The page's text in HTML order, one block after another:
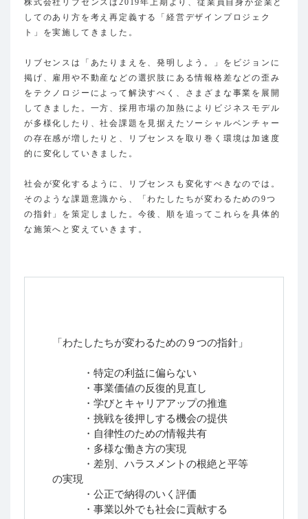
してのあり方を考え再定義する「経営デザインプロジェク
ト」を実施してきました。
リブセンスは「あたりまえを、発明しよう。」をビジョンに
掲げ、雇用や不動産などの選択肢にある情報格差などの歪み
をテクノロジーによって解決すべく、さまざまな事業を展開
してきました。一方、採用市場の加熱によりビジネスモデル
が多様化したり、社会課題を見据えたソーシャルベンチャー
の存在感が増したりと、リブセンスを取り巻く環境は加速度
的に変化していきました。
社会が変化するように、リブセンスも変化すべきなのでは。
そのような課題意識から、「わたしたちが変わるための9つ
の指針」を策定しました。今後、順を追ってこれらを具体的
な施策へと変えていきます。
「わたしたちが変わるための９つの指針」
・特定の利益に偏らない
・事業価値の反復的見直し
・学びとキャリアアップの推進
・挑戦を後押しする機会の提供
・自律性のための情報共有
・多様な働き方の実現
・差別、ハラスメントの根絶と平等
の実現
・公正で納得のいく評価
・事業以外でも社会に貢献する